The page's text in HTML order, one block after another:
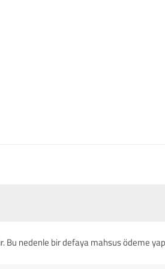
Bu nedenle bir defaya mahsus ödeme